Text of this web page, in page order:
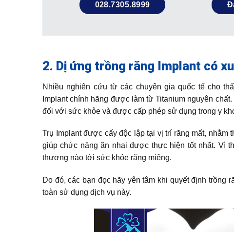
028.7305.8999
2. Dị ứng trồng răng Implant có
Nhiều nghiên cứu từ các chuyên gia quốc tế cho
Implant chính hãng được làm từ Titanium nguyên
đối với sức khỏe và được cấp phép sử dụng trong y
Trụ Implant được cấy độc lập tại vị trí răng mất, nhằm
giúp chức năng ăn nhai được thực hiện tốt nhất. Vì
thương nào tới sức khỏe răng miệng.
Do đó, các bạn đọc hãy yên tâm khi quyết định
toàn sử dụng dịch vụ này.